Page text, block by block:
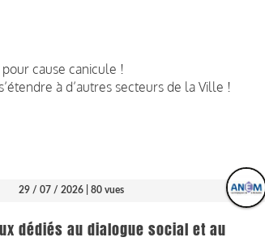
cause canicule !
à d’autres secteurs de la Ville !
29 / 07 / 2026 | 80 vues
dédiés au dialogue social et au